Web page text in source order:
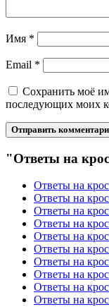
Имя *
Email *
Сохранить моё
последующих моих
"Ответы на
Ответы на
Ответы на
Ответы на
Ответы на
Ответы на
Ответы на
Ответы на
Ответы на
Ответы на
Ответы на